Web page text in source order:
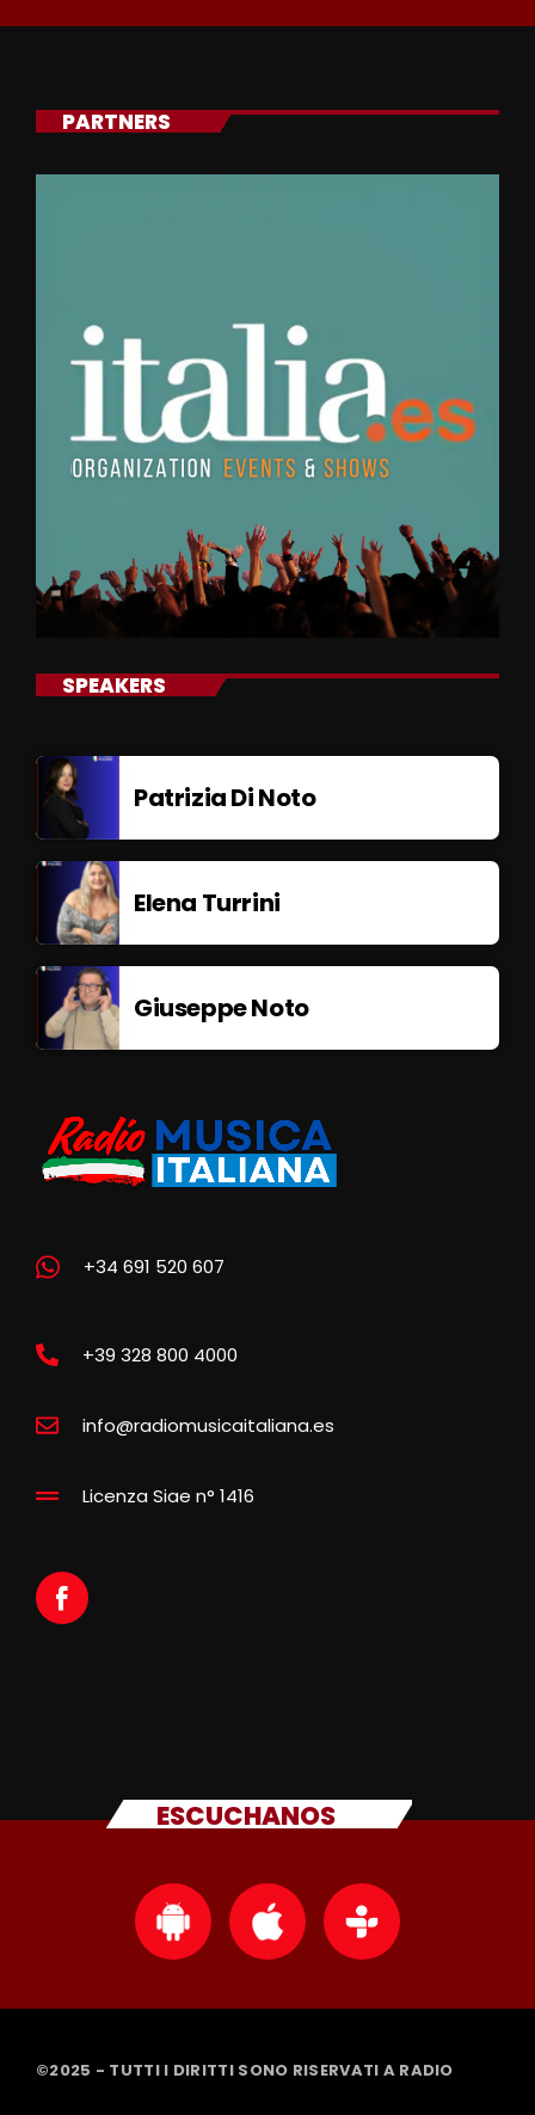
PARTNERS
SPEAKERS
Patrizia Di Noto
Elena Turrini
Giuseppe Noto
+34 691 520 607
+39 328 800 4000
info@radiomusicaitaliana.es
Licenza Siae n° 1416
ESCUCHANOS
©2025 - TUTTI I DIRITTI SONO RISERVATI A RADIO